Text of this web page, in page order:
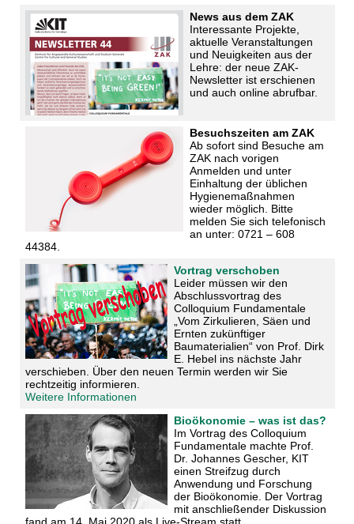
News aus dem ZAK
Interessante Projekte,
aktuelle Veranstaltungen
und Neuigkeiten aus der
Lehre: der neue ZAK-
Newsletter ist erschienen
und auch online abrufbar.
Besuchszeiten am ZAK
Ab sofort sind Besuche am
ZAK nach vorigen
Anmelden und unter
Einhaltung der üblichen
Hygienemaßnahmen
wieder möglich. Bitte
melden Sie sich telefonisch
an unter: 0721 – 608
44384.
Vortrag verschoben
Leider müssen wir den
Abschlussvortrag des
Colloquium Fundamentale
„Vom Zirkulieren, Säen und
Ernten zukünftiger
Baumaterialien“ von Prof. Dirk
E. Hebel ins nächste Jahr
verschieben. Über den neuen Termin werden wir Sie
rechtzeitig informieren.
Weitere Informationen
Bioökonomie – was ist das?
Im Vortrag des Colloquium
Fundamentale machte Prof.
Dr. Johannes Gescher, KIT
einen Streifzug durch
Anwendung und Forschung
der Bioökonomie. Der Vortrag
mit anschließender Diskussion
fand am 14. Mai 2020 als Live-Stream statt.